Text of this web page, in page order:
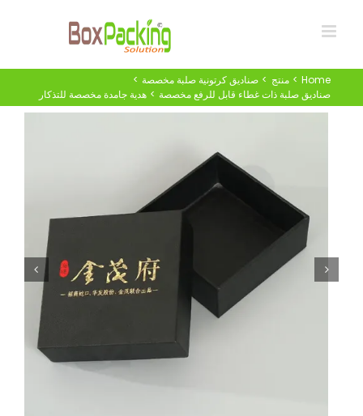
Home منتج
صناديق كرتونية صلبة مخصصة
صناديق صلبة ذات غطاء قابل للرفع مخصصة
هدية جامدة مخصصة للتذكار